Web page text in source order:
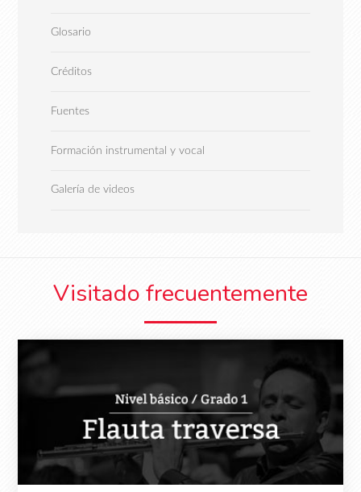
Glosario
Créditos
Fuentes
Formación instrumental y vocal
Galería de videos
Visitado frecuentemente